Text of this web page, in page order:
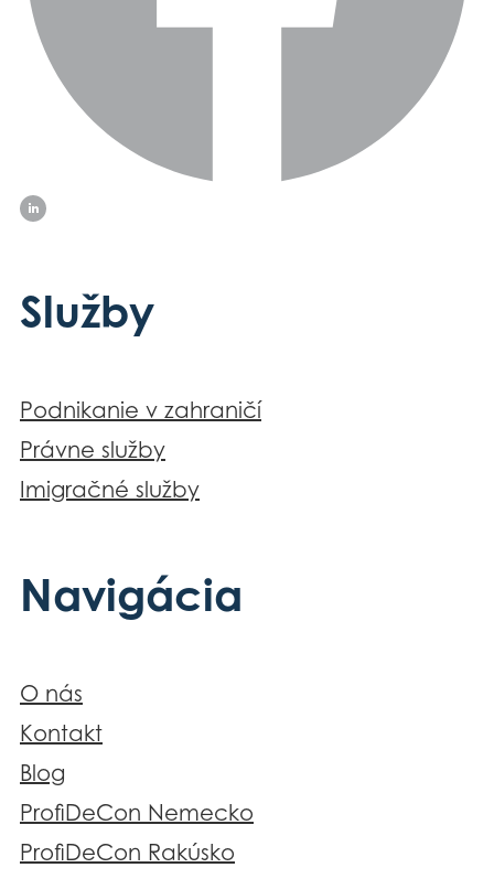
Služby
Podnikanie v zahraničí
Právne služby
Imigračné služby
Navigácia
O nás
Kontakt
Blog
ProfiDeCon Nemecko
ProfiDeCon Rakúsko